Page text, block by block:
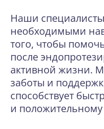
Наши
необходимыми
того, чтобы
после
активной жизни.
заботы и
способствует
и